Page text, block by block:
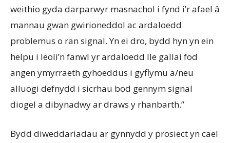
weithio gyda darparwyr masnachol i fynd i’r afael â
mannau gwan gwirioneddol ac ardaloedd
problemus o ran signal. Yn ei dro, bydd hyn yn ein
helpu i leoli’n fanwl yr ardaloedd lle gallai fod
angen ymyrraeth gyhoeddus i gyflymu a/neu
alluogi defnydd i sicrhau bod gennym signal
diogel a dibynadwy ar draws y rhanbarth.”
Bydd diweddariadau ar gynnydd y prosiect yn cael